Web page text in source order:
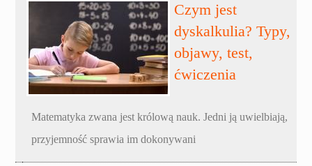
Czym jest
dyskalkulia? Typy,
objawy, test,
ćwiczenia
Matematyka zwana jest królową nauk. Jedni ją uwielbiają,
przyjemność sprawia im dokonywani